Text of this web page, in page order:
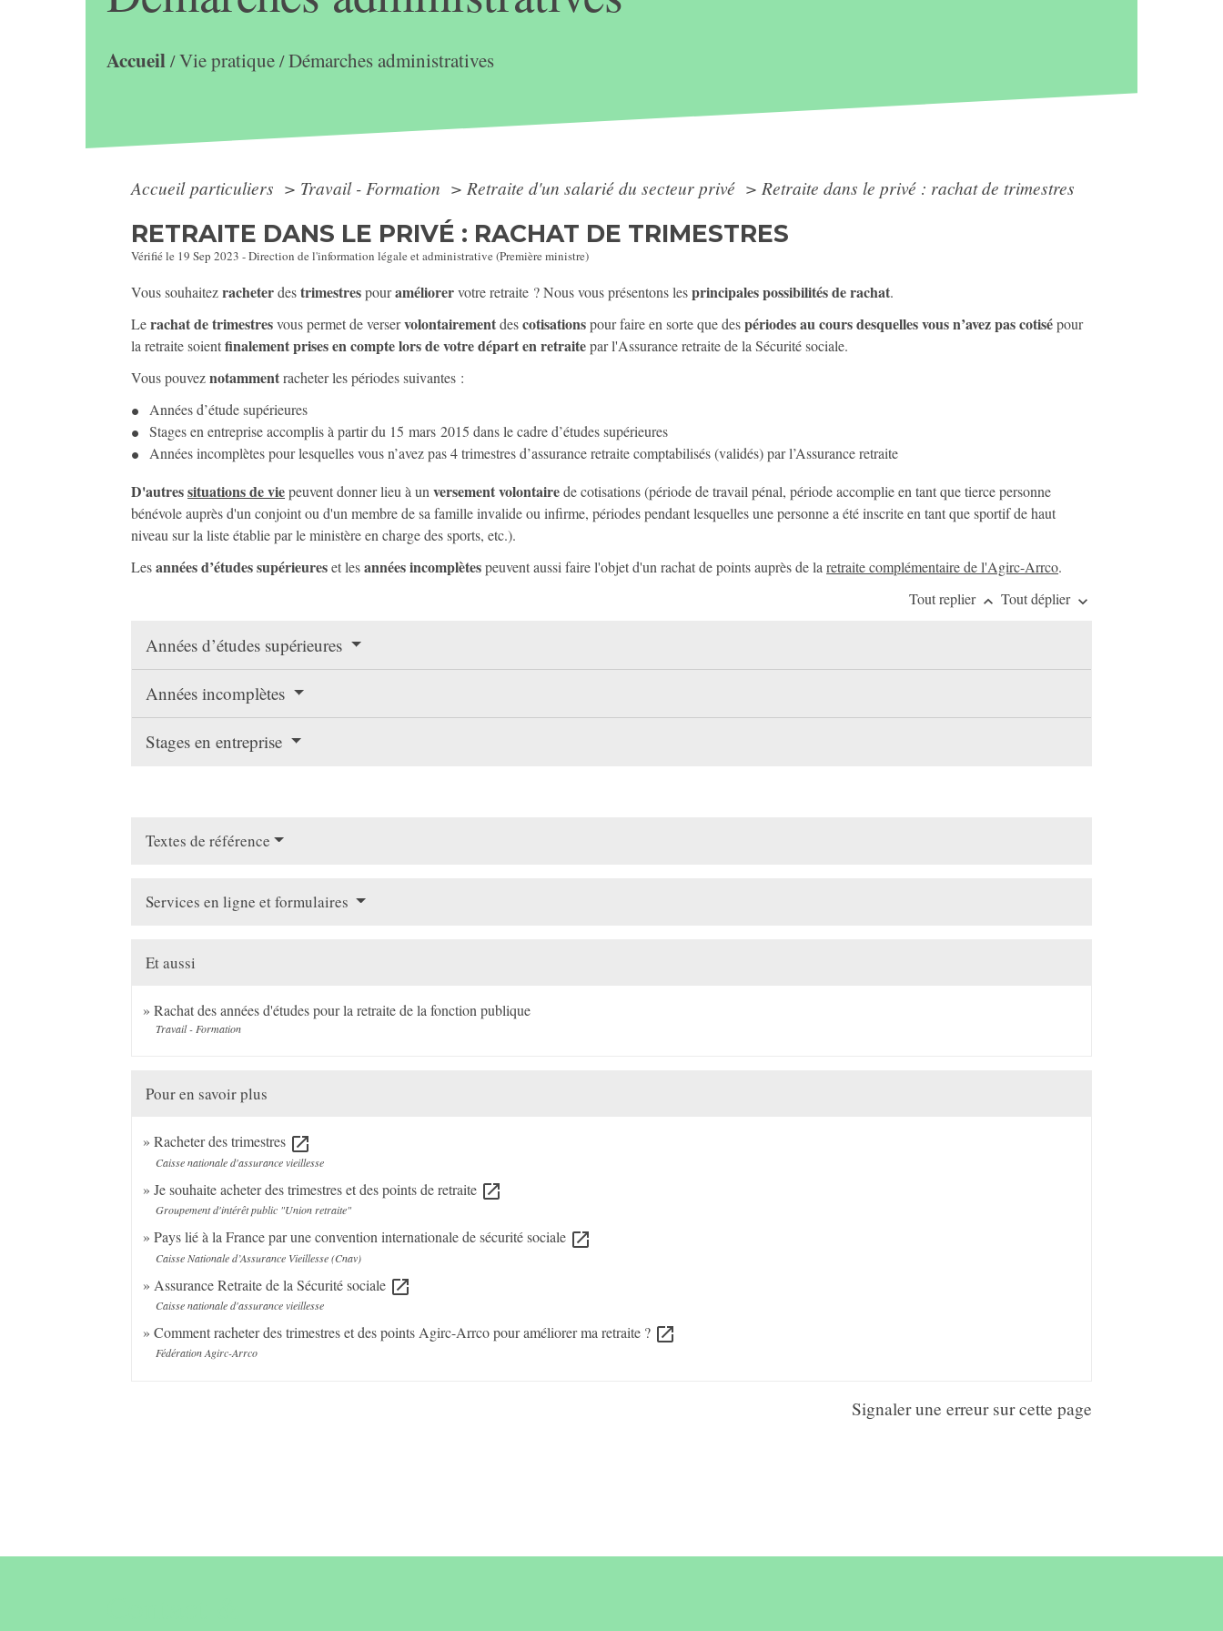
Accueil/Vie pratique/Démarches administratives
Accueil particuliers > Travail - Formation > Retraite d'un salarié du secteur privé > Retraite dans le privé : rachat de trimestres
RETRAITE DANS LE PRIVÉ : RACHAT DE TRIMESTRES
Vérifié le 19 Sep 2023 - Direction de l'information légale et administrative (Première ministre)
Vous souhaitezracheterdestrimestrespouraméliorervotre retraite ? Nous vous présentons lesprincipales possibilités de rachat.
Lerachat de trimestresvous permet de verservolontairementdescotisationspour faire en sorte que despériodes au cours desquelles vous n’avez pas cotisépour
la retraite soientfinalement prises en compte lors de votre départ en retraitepar l'Assurance retraite de la Sécurité sociale.
Vous pouveznotammentracheter les périodes suivantes :
Années d’étude supérieures
Stages en entreprise accomplis à partir du 15 mars 2015 dans le cadre d’études supérieures
Années incomplètes pour lesquelles vous n’avez pas 4 trimestres d’assurance retraite comptabilisés (validés) par l’Assurance retraite
D'autressituations de viepeuvent donner lieu à unversement volontairede cotisations (période de travail pénal, période accomplie en tant que tierce personne
bénévole auprès d'un conjoint ou d'un membre de sa famille invalide ou infirme, périodes pendant lesquelles une personne a été inscrite en tant que sportif de haut
niveau sur la liste établie par le ministère en charge des sports, etc.).
Lesannées d’études supérieureset lesannées incomplètespeuvent aussi faire l'objet d'un rachat de points auprès de laretraite complémentaire de l'Agirc-Arrco.
Tout replier keyboard_arrow_up Tout déplier keyboard_arrow_down
Années d’études supérieures
Années incomplètes
Stages en entreprise
Textes de référence
Services en ligne et formulaires
Et aussi
Rachat des années d'études pour la retraite de la fonction publique
Travail - Formation
Pour en savoir plus
Racheter des trimestres open_in_new
Caisse nationale d'assurance vieillesse
Je souhaite acheter des trimestres et des points de retraite open_in_new
Groupement d'intérêt public "Union retraite"
Pays lié à la France par une convention internationale de sécurité sociale open_in_new
Caisse Nationale d’Assurance Vieillesse (Cnav)
Assurance Retraite de la Sécurité sociale open_in_new
Caisse nationale d'assurance vieillesse
Comment racheter des trimestres et des points Agirc-Arrco pour améliorer ma retraite ? open_in_new
Fédération Agirc-Arrco
Signaler une erreur sur cette page